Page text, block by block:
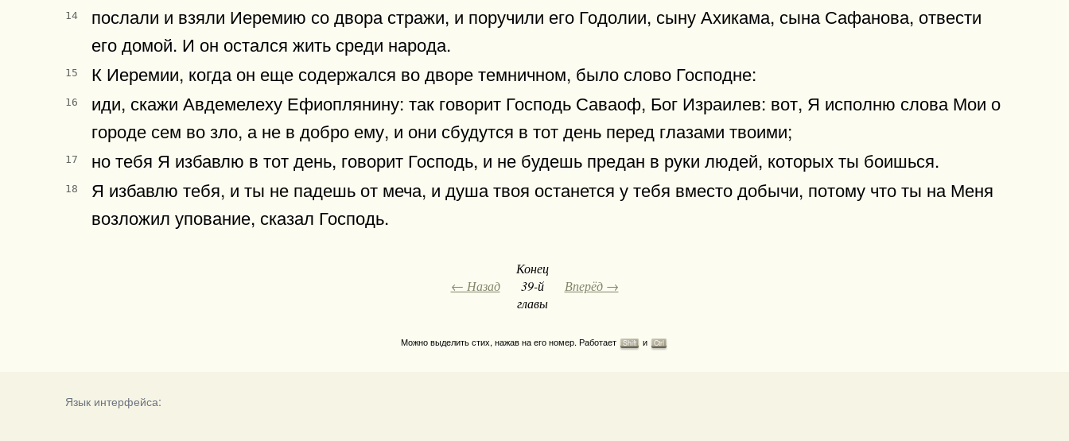
14
послали и взяли Иеремию со двора стражи, и поручили его Годолии, сыну Ахикама, сына Сафанова, отвести
его домой. И он остался жить среди народа.
15 К Иеремии, когда он еще содержался во дворе темничном, было слово Господне:
16
иди, скажи Авдемелеху Ефиоплянину: так говорит Господь Саваоф, Бог Израилев: вот, Я исполню слова Мои о
городе сем во зло, а не в добро ему, и они сбудутся в тот день перед глазами твоими;
17 но тебя Я избавлю в тот день, говорит Господь, и не будешь предан в руки людей, которых ты боишься.
18
Я избавлю тебя, и ты не падешь от меча, и душа твоя останется у тебя вместо добычи, потому что ты на Меня
возложил упование, сказал Господь.
← Назад
Конец
39-й
главы
Вперёд →
Можно выделить стих, нажав на его номер. Работает Shift и Ctrl
Язык интерфейса: